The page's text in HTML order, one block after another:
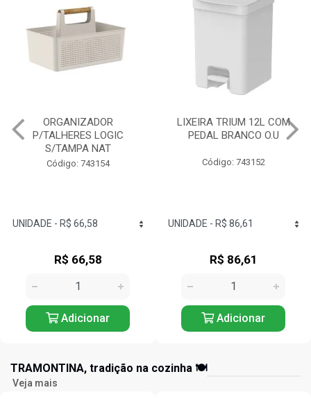
LIXEIRA TRIUM 12L COM
PEDAL BRANCO O.U
Código: 743152
R$ 86,61
Adicionar
ESCORREDOR LOUÇAS
TRIUM COMPACT BRANCO
Código: 743125
R$ 57,24
Adicionar
TRAMONTINA, tradição na cozinha 🍽️
Veja mais